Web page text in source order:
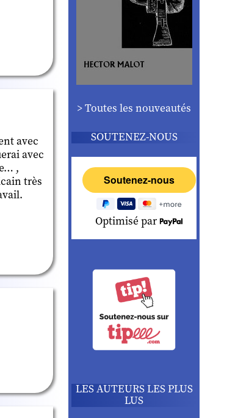
avec
avec
,
très
> Toutes les nouveautés
SOUTENEZ-NOUS
Optimisé par
LES AUTEURS LES PLUS
LUS